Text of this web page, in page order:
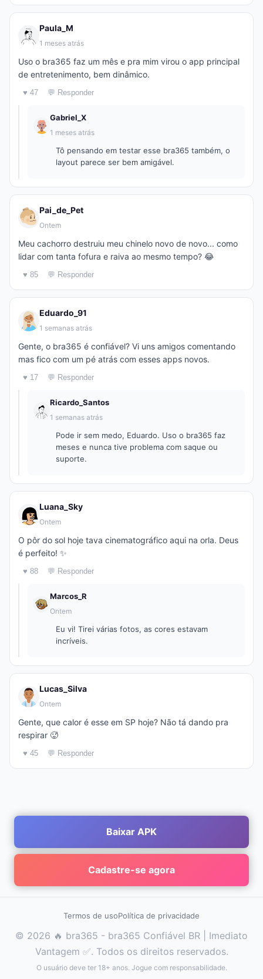
Paula_M
1 meses atrás
Uso o bra365 faz um mês e pra mim virou o app principal
de entretenimento, bem dinâmico.
♥ 47 💬 Responder
Gabriel_X
1 meses atrás
Tô pensando em testar esse bra365 também, o
layout parece ser bem amigável.
Pai_de_Pet
Ontem
Meu cachorro destruiu meu chinelo novo de novo... como
lidar com tanta fofura e raiva ao mesmo tempo? 😂
♥ 85 💬 Responder
Eduardo_91
1 semanas atrás
Gente, o bra365 é confiável? Vi uns amigos comentando
mas fico com um pé atrás com esses apps novos.
♥ 17 💬 Responder
Ricardo_Santos
1 semanas atrás
Pode ir sem medo, Eduardo. Uso o bra365 faz
meses e nunca tive problema com saque ou
suporte.
Luana_Sky
Ontem
O pôr do sol hoje tava cinematográfico aqui na orla. Deus
é perfeito! ✨
♥ 88 💬 Responder
Marcos_R
Ontem
Eu vi! Tirei várias fotos, as cores estavam
incríveis.
Lucas_Silva
Ontem
Gente, que calor é esse em SP hoje? Não tá dando pra
respirar 🥵
♥ 45 💬 Responder
Baixar APK
Cadastre-se agora
Termos de usoPolítica de privacidade
© 2026 🔥 bra365 - bra365 Confiável BR | Imediato
Vantagem ✅. Todos os direitos reservados.
O usuário deve ter 18+ anos. Jogue com responsabilidade.